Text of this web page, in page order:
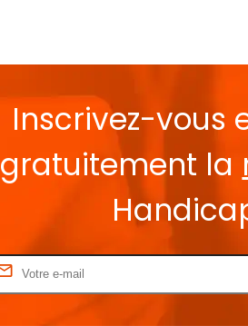
Inscrivez-vous
gratuitement la